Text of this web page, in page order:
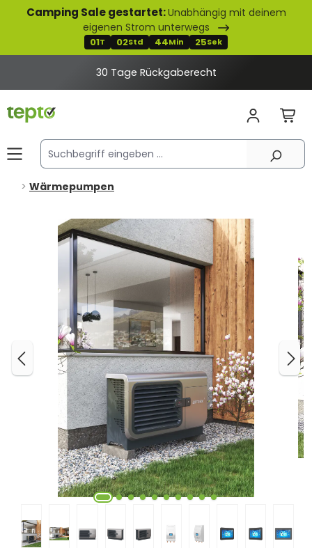
springen
Camping Sale gestartet:Unabhängig mit deinem
eigenen Strom unterwegs
01T 02Std 44Min 24Sek
30 Tage Rückgaberecht
Wärmepumpen
Bildergalerie überspringen